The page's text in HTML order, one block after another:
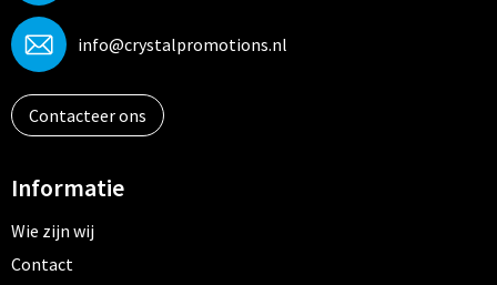
info@crystalpromotions.nl
Contacteer ons
Informatie
Wie zijn wij
Contact